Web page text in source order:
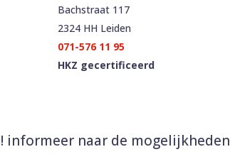
Bachstraat 117
2324 HH Leiden
071-576 11 95
HKZ gecertificeerd
informeer naar de mogelijkheden